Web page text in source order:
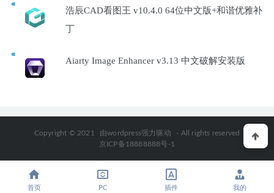
浩辰CAD看图王 v10.4.0 64位中文版+和谐优雅补
丁
Aiarty Image Enhancer v3.13 中文破解安装版
Copyright © 2021 由wordpress强力驱动
- All rights reserved
京ICP备18888888号-1
首页 PC 插件 我的